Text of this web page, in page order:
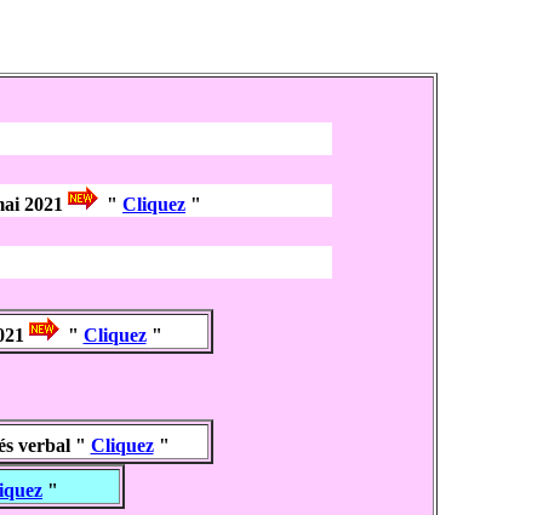
2021 " Cliquez "
" Cliquez"
verbal " Cliquez"
"